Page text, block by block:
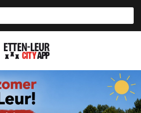
Etten-
Leur